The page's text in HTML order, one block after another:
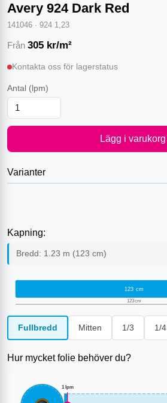
Avery 924 Dark Red
141046 · 924 1,23
Från 305 kr/m²
Kontakta oss för lagerstatus
Antal (lpm)
Lägg i varukorg
Varianter
Kapning:
Bredd: 1.23 m (123 cm)
123 cm
123cm
Fullbredd Mitten 1/3 1/4
Hur mycket folie behöver du?
1 lpm